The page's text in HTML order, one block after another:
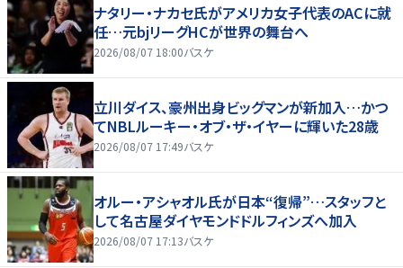
ナタリー・ナカセ氏がアメリカ女子代表のACに就
任…元bjリーグHCが世界の舞台へ
2026/08/07 18:00バスケ
立川ダイス、豪州出身ビッグマンが新加入…かつ
てNBLルーキー・オブ・ザ・イヤーに輝いた28歳
2026/08/07 17:49バスケ
オルー・アシャオル氏が日本“復帰”…スタッフと
して名古屋ダイヤモンドドルフィンズへ加入
2026/08/07 17:13バスケ